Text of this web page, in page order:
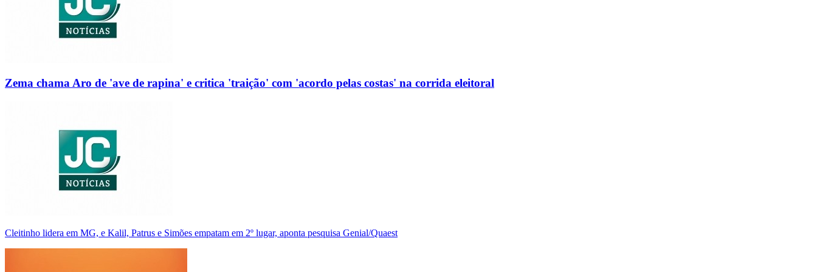
Zema chama Aro de 'ave de rapina' e critica 'traição' com 'acordo pelas costas' na corrida eleitoral
Cleitinho lidera em MG, e Kalil, Patrus e Simões empatam em 2º lugar, aponta pesquisa Genial/Quaest